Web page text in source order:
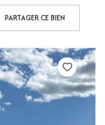
PARTAGER CE BIEN